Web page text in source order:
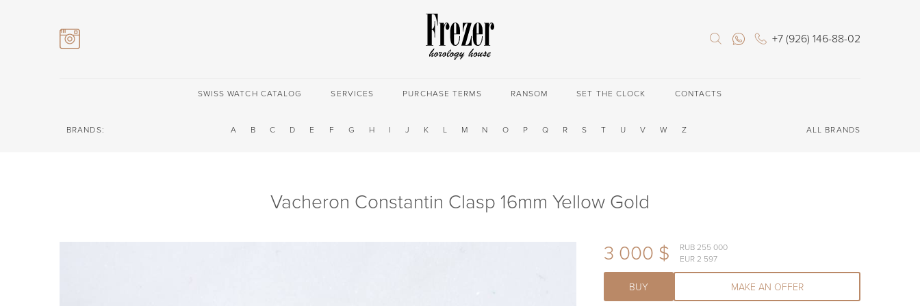
+7 (926) 146-88-02
SWISS WATCH CATALOG SERVICES PURCHASE TERMS RANSOM SET THE CLOCK CONTACTS
BRANDS: A B C D E F G H I J K L M N O P Q R S T U V W Z ALL BRANDS
Vacheron Constantin Clasp 16mm Yellow Gold
3 000 $
RUB 255 000
EUR 2 597
BUY MAKE AN OFFER